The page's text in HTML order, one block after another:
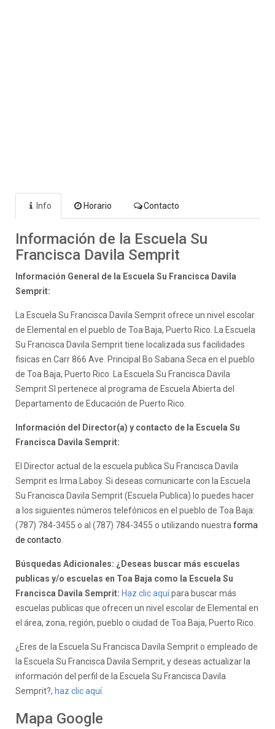
Info Horario Contacto
Información de la Escuela Su
Francisca Davila Semprit
Información General de la Escuela Su Francisca Davila
Semprit:
La Escuela Su Francisca Davila Semprit ofrece un nivel escolar
de Elemental en el pueblo de Toa Baja, Puerto Rico. La Escuela
Su Francisca Davila Semprit tiene localizada sus facilidades
fisicas en Carr 866 Ave. Principal Bo Sabana Seca en el pueblo
de Toa Baja, Puerto Rico. La Escuela Su Francisca Davila
Semprit SI pertenece al programa de Escuela Abierta del
Departamento de Educación de Puerto Rico.
Información del Director(a) y contacto de la Escuela Su
Francisca Davila Semprit:
El Director actual de la escuela publica Su Francisca Davila
Semprit es Irma Laboy. Si deseas comunicarte con la Escuela
Su Francisca Davila Semprit (Escuela Publica) lo puedes hacer
a los siguientes números telefónicos en el pueblo de Toa Baja:
(787) 784-3455 o al (787) 784-3455 o utilizando nuestra forma
de contacto
Búsquedas Adicionales: ¿Deseas buscar más escuelas
publicas y/o escuelas en Toa Baja como la Escuela Su
Francisca Davila Semprit: Haz clic aquípara buscar más
escuelas publicas que ofrecen un nivel escolar de Elemental en
el área, zona, región, pueblo o ciudad de Toa Baja, Puerto Rico.
¿Eres de la Escuela Su Francisca Davila Semprit o empleado de
la Escuela Su Francisca Davila Semprit, y deseas actualizar la
información del perfil de la Escuela Su Francisca Davila
Semprit?, haz clic aquí.
Mapa Google